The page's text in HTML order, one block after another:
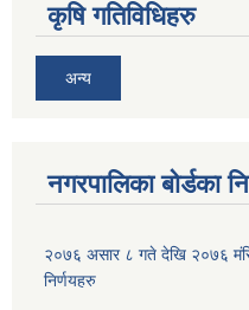
कृषि गतिविधिहरु
अन्य
नगरपालिका बोर्डका
२०७६ असार ८ गते देखि २०७६
निर्णयहरु